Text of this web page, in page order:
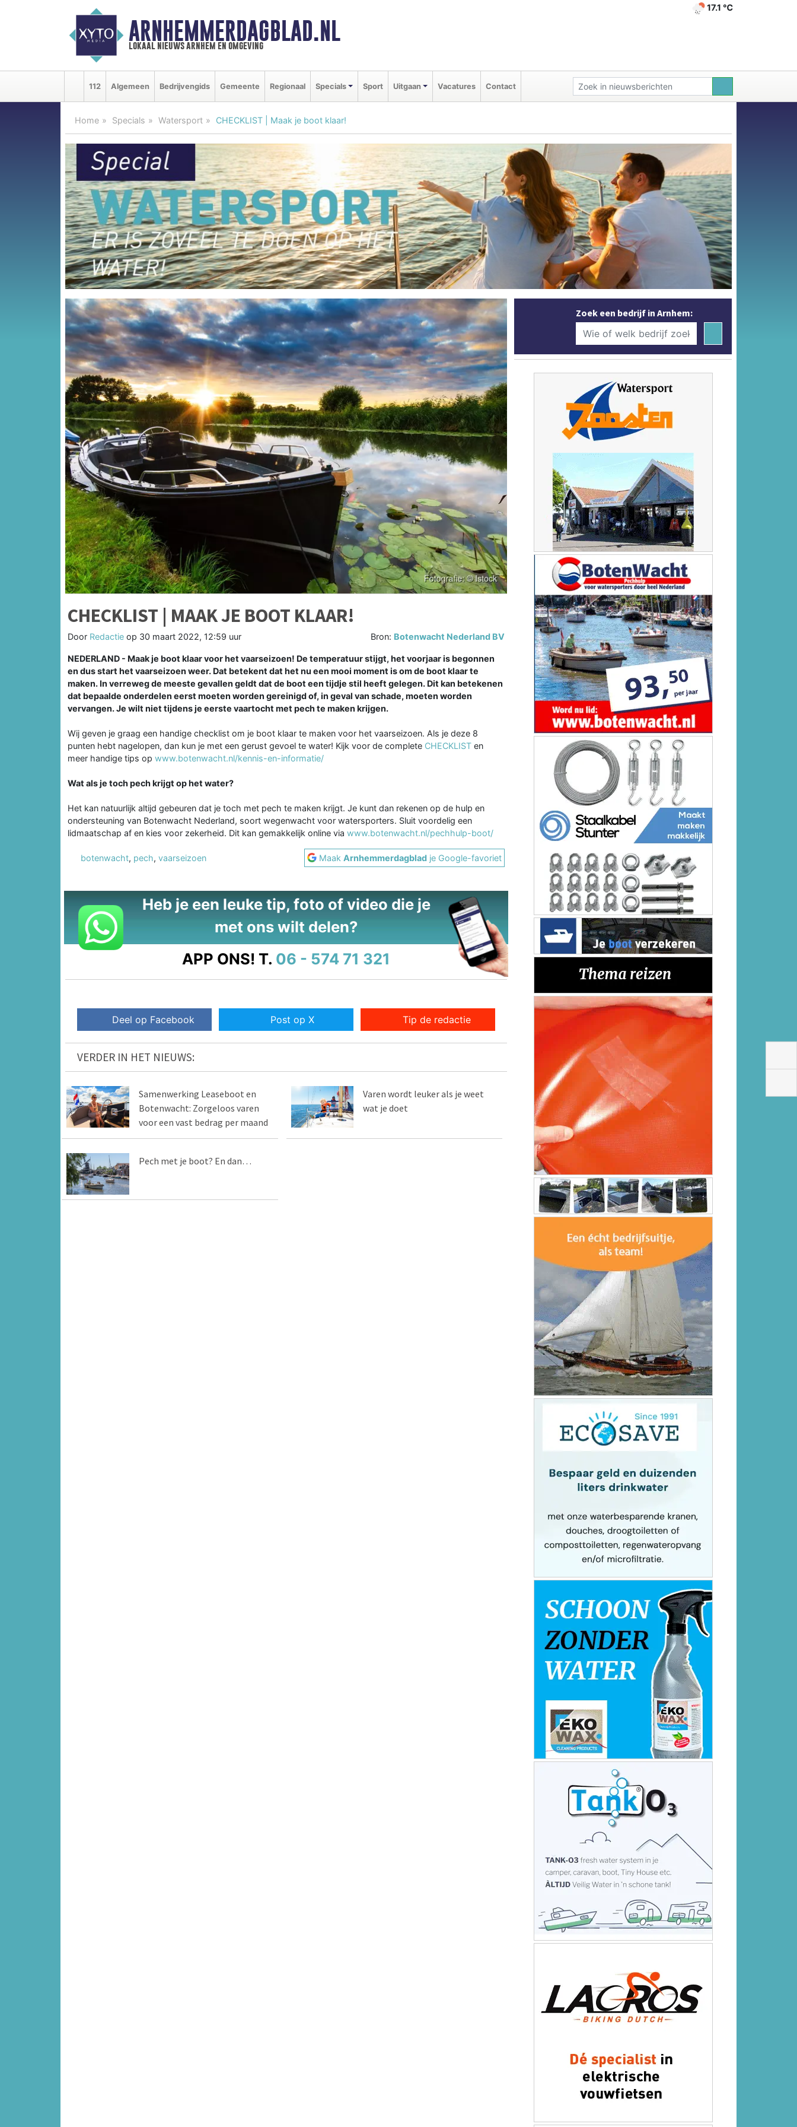
ARNHEMMERDAGBLAD.NL
lokaal nieuws arnhem en omgeving
17.1 ℃
112 Algemeen Bedrijvengids Gemeente Regionaal Specials Sport Uitgaan Vacatures Contact
Home Specials Watersport CHECKLIST | Maak je boot klaar!
CHECKLIST | MAAK JE BOOT KLAAR!
Door Redactie op 30 maart 2022, 12:59 uur Bron: Botenwacht Nederland BV
NEDERLAND - Maak je boot klaar voor het vaarseizoen! De temperatuur stijgt, het voorjaar is begonnen
en dus start het vaarseizoen weer. Dat betekent dat het nu een mooi moment is om de boot klaar te
maken. In verreweg de meeste gevallen geldt dat de boot een tijdje stil heeft gelegen. Dit kan betekenen
dat bepaalde onderdelen eerst moeten worden gereinigd of, in geval van schade, moeten worden
vervangen. Je wilt niet tijdens je eerste vaartocht met pech te maken krijgen.
Wij geven je graag een handige checklist om je boot klaar te maken voor het vaarseizoen. Als je deze 8
punten hebt nagelopen, dan kun je met een gerust gevoel te water! Kijk voor de complete CHECKLIST en
meer handige tips op www.botenwacht.nl/kennis-en-informatie/
Wat als je toch pech krijgt op het water?
Het kan natuurlijk altijd gebeuren dat je toch met pech te maken krijgt. Je kunt dan rekenen op de hulp en
ondersteuning van Botenwacht Nederland, soort wegenwacht voor watersporters. Sluit voordelig een
lidmaatschap af en kies voor zekerheid. Dit kan gemakkelijk online via www.botenwacht.nl/pechhulp-boot/
botenwacht, pech, vaarseizoen MaakArnhemmerdagblad je Google-favoriet
Heb je een leuke tip, foto of video die je
met ons wilt delen?
APP ONS! T. 06 - 574 71 321
Deel op Facebook Post op X Tip de redactie
VERDER IN HET NIEUWS:
Samenwerking Leaseboot en
Botenwacht: Zorgeloos varen
voor een vast bedrag per maand
Varen wordt leuker als je weet
wat je doet
Pech met je boot? En dan…
Zoek een bedrijf in Arnhem: